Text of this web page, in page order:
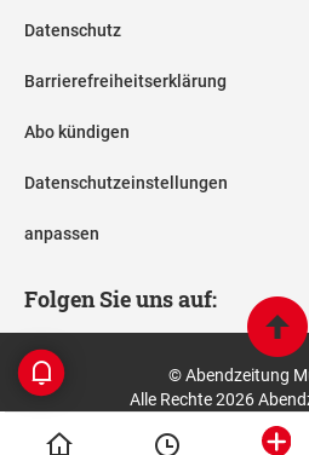
Datenschutz
Barrierefreiheitserklärung
Abo kündigen
Datenschutzeinstellungen
anpassen
Folgen Sie uns auf:
© Abendzeitung
Alle Rechte 2026